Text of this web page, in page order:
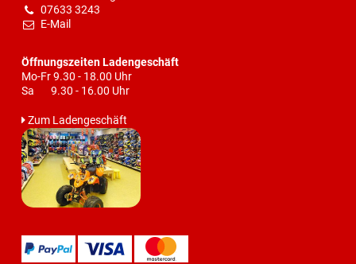
07633 3243
E-Mail
Öffnungszeiten Ladengeschäft
Mo-Fr 9.30 - 18.00 Uhr
Sa 9.30 - 16.00 Uhr
Zum Ladengeschäft